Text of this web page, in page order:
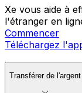
Xe vous aide à
l'étranger en
Commencer
Téléchargez
Transférer de l'argent